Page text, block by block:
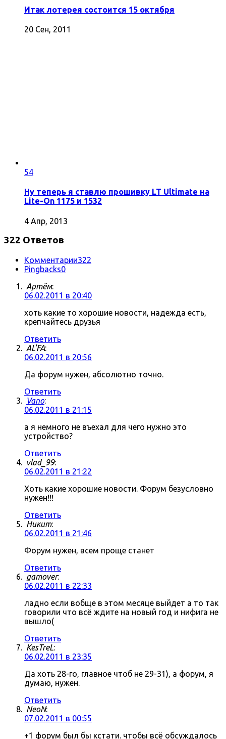
Итак лотерея состоится 15 октября
20 Сен, 2011
54
Ну теперь я ставлю прошивку LT Ultimate на
Lite-On 1175 и 1532
4 Апр, 2013
322 Ответов
Комментарии322
Pingbacks0
Артём:
06.02.2011 в 20:40
хоть какие то хорошие новости, надежда есть,
крепчайтесь друзья
Ответить
AL'FA:
06.02.2011 в 20:56
Да форум нужен, абсолютно точно.
Ответить
Vano:
06.02.2011 в 21:15
а я немного не въехал для чего нужно это
устройство?
Ответить
vlad_99:
06.02.2011 в 21:22
Хоть какие хорошие новости. Форум безусловно
нужен!!!
Ответить
Никит:
06.02.2011 в 21:46
Форум нужен, всем проще станет
Ответить
gamover:
06.02.2011 в 22:33
ладно если вобще в этом месяце выйдет а то так
говорили что всё ждите на новый год и нифига не
вышло(
Ответить
KesTreL:
06.02.2011 в 23:35
Да хоть 28-го, главное чтоб не 29-31), а форум, я
думаю, нужен.
Ответить
NeoN:
07.02.2011 в 00:55
+1 форум был бы кстати. чтобы всё обсуждалось